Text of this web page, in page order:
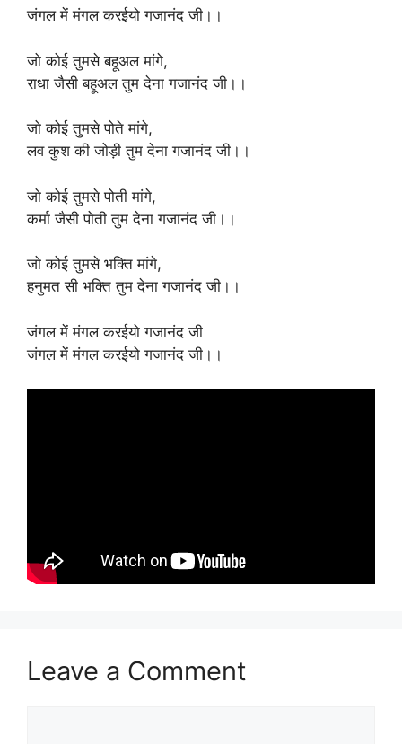
जंगल में मंगल करईयो गजानंद जी।।
जो कोई तुमसे बहूअल मांगे,
राधा जैसी बहूअल तुम देना गजानंद जी।।
जो कोई तुमसे पोते मांगे,
लव कुश की जोड़ी तुम देना गजानंद जी।।
जो कोई तुमसे पोती मांगे,
कर्मा जैसी पोती तुम देना गजानंद जी।।
जो कोई तुमसे भक्ति मांगे,
हनुमत सी भक्ति तुम देना गजानंद जी।।
जंगल में मंगल करईयो गजानंद जी
जंगल में मंगल करईयो गजानंद जी।।
Leave a Comment